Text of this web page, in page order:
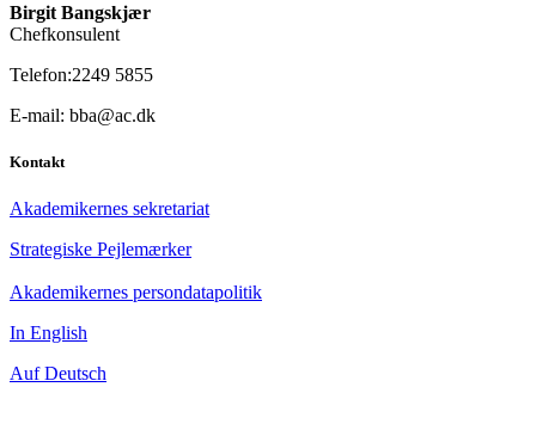
Birgit Bangskjær
Chefkonsulent
Telefon:2249 5855
E-mail: bba@ac.dk
Kontakt
Akademikernes sekretariat
Strategiske Pejlemærker
Akademikernes persondatapolitik
In English
Auf Deutsch